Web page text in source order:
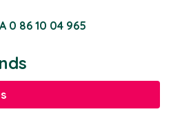
0 86 10 04 965